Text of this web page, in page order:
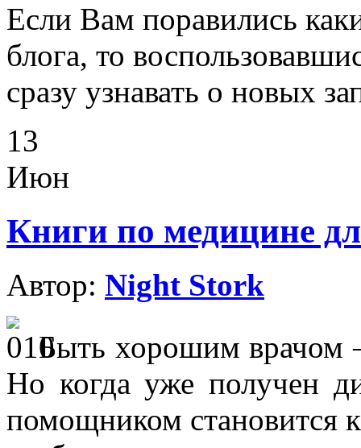
Если Вам поравились
блога, то
сразу узнавать о новых
13
Июн
Книги по медицине
Автор: Night Stork
Быть хорошим врачом
Но когда уже получен
помощником становится